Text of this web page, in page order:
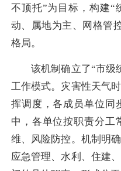
不顶托”为目标，构建“
动、属地为主、网格管
格局。
该机制确立了“市级
工作模式。灾害性天气
挥调度，各成员单位同
中，各单位按职责分工
维、风险防控。机制明
应急管理、水利、住建